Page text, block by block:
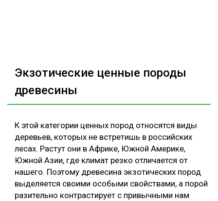
Экзотические ценные породы
древесины
К этой категории ценных пород относятся виды
деревьев, которых не встретишь в российских
лесах. Растут они в Африке, Южной Америке,
Южной Азии, где климат резко отличается от
нашего. Поэтому древесина экзотических пород
выделяется своими особыми свойствами, а порой
разительно контрастирует с привычными нам